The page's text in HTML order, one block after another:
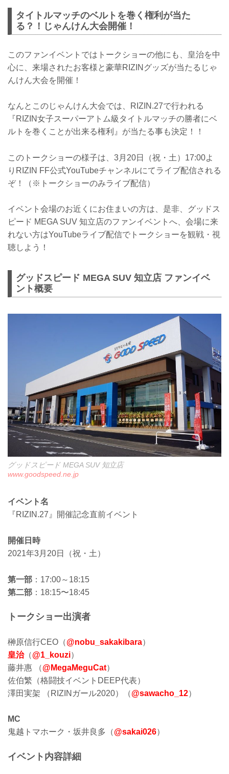
タイトルマッチのベルトを巻く権利が当た
る？！じゃんけん大会開催！
このファンイベントではトークショーの他にも、皇治を中
心に、来場されたお客様と豪華RIZINグッズが当たるじゃ
んけん大会を開催！
なんとこのじゃんけん大会では、RIZIN.27で行われる
『RIZIN女子スーパーアトム級タイトルマッチの勝者にベ
ルトを巻くことが出来る権利』が当たる事も決定！！
このトークショーの様子は、3月20日（祝・土）17:00よ
りRIZIN FF公式YouTubeチャンネルにてライブ配信される
ぞ！（※トークショーのみライブ配信）
イベント会場のお近くにお住まいの方は、是非、グッドス
ピード MEGA SUV 知立店のファンイベントへ、会場に来
れない方はYouTubeライブ配信でトークショーを観戦・視
聴しよう！
グッドスピード MEGA SUV 知立店 ファンイベ
ント概要
グッドスピード MEGA SUV 知立店
www.goodspeed.ne.jp
イベント名
『RIZIN.27』開催記念直前イベント
開催日時
2021年3月20日（祝・土）
第一部 ：17:00～18:15
第二部 ：18:15〜18:45
トークショー出演者
榊原信行CEO（@nobu_sakakibara）
皇治（@1_kouzi）
藤井惠 （@MegaMeguCat）
佐伯繁（格闘技イベントDEEP代表）
澤田実架 （RIZINガール2020）（@sawacho_12）
MC
鬼越トマホーク・坂井良多（@sakai026）
イベント内容詳細